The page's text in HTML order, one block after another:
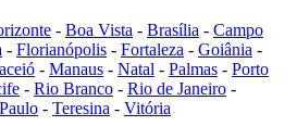
- Boa Vista - Brasília - Campo
- Florianópolis - Fortaleza - Goiânia -
- Manaus - Natal - Palmas - Porto
- Rio Branco - Rio de Janeiro -
- Teresina - Vitória